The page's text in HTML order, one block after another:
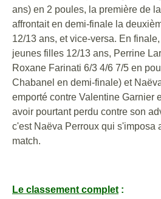
ans) en 2 poules, la première de
affrontait en demi-finale la
12/13 ans, et vice-versa. En
jeunes filles 12/13 ans, Perrine
Roxane Farinati 6/3 4/6 7/5 en
Chabanel en demi-finale) et
emporté contre Valentine Garnier
avoir pourtant perdu contre son
c'est Naëva Perroux qui s'imposa
match.
Le classement complet :